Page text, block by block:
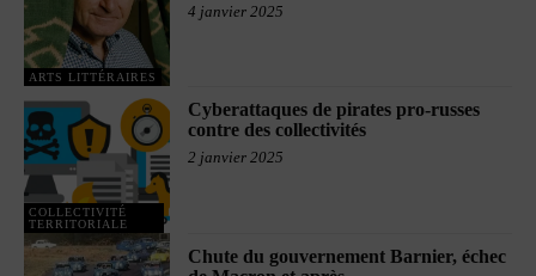
ARTS LITTÉRAIRES
4 janvier 2025
COLLECTIVITÉ
TERRITORIALE
Cyberattaques de pirates pro-russes
contre des collectivités
2 janvier 2025
Chute du gouvernement Barnier, échec